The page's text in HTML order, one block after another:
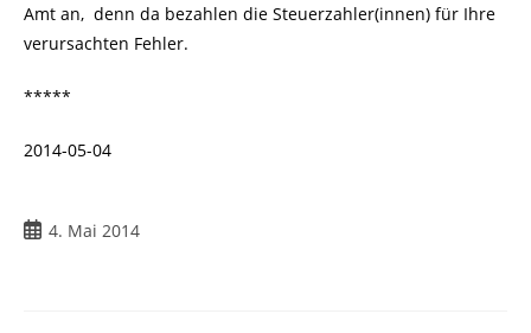
Amt an, denn da bezahlen die Steuerzahler(innen) für Ihre
verursachten Fehler.
*****
2014-05-04
Beitrag
4. Mai 2014